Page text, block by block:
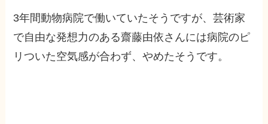
3年間動物病院で働いていたそうですが、芸術家
で自由な発想力のある齋藤由依さんには病院のピ
リついた空気感が合わず、やめたそうです。